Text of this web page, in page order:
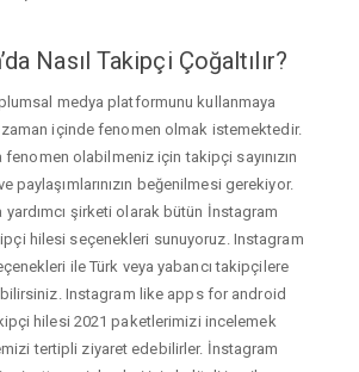
Nasıl Takipçi Çoğaltılır?
medya platformunu kullanmaya
zaman içinde fenomen olmak istemektedir.
olabilmeniz için takipçi sayınızın
paylaşımlarınızın beğenilmesi gerekiyor.
yardımcı şirketi olarak bütün İnstagram
hilesi seçenekleri sunuyoruz. Instagram
ile Türk veya yabancı takipçilere
Instagram like apps for android
hilesi 2021 paketlerimizi incelemek
tertipli ziyaret edebilirler. İnstagram